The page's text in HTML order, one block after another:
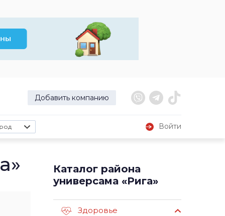
Добавить компанию
Войти
Каталог района
универсама «Рига»
Здоровье